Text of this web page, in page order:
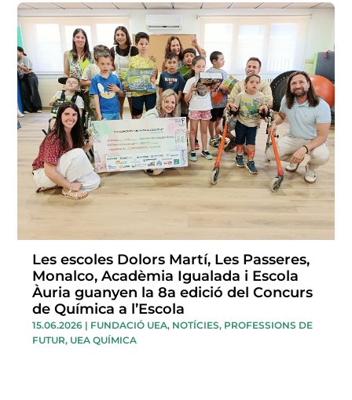
Les escoles Dolors Martí, Les Passeres,
Monalco, Acadèmia Igualada i Escola
Àuria guanyen la 8a edició del Concurs
de Química a l’Escola
15.06.2026 | FUNDACIÓ UEA, NOTÍCIES, PROFESSIONS DE
FUTUR, UEA QUÍMICA